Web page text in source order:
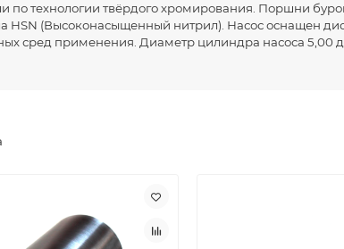
по технологии твёрдого хромирования. Поршни
HSN (Высоконасыщенный нитрил). Насос оснащен
сред применения. Диаметр цилиндра насоса 5,00